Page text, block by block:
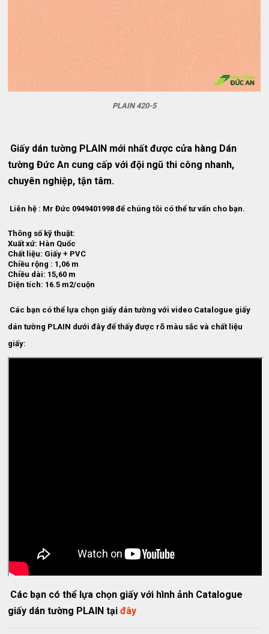
PLAIN 420-5
Giấy dán tường PLAIN mới nhất được cửa hàng Dán
tường Đức An cung cấp với đội ngũ thi công nhanh,
chuyên nghiệp, tận tâm.
Liên hệ : Mr Đức 0949401998 để chúng tôi có thể tư vấn cho bạn.
Thông số kỹ thuật:
Xuất xứ: Hàn Quốc
Chất liệu: Giấy + PVC
Chiều rộng : 1,06 m
Chiều dài: 15,60 m
Diện tích: 16.5 m2/cuộn
Các bạn có thể lựa chọn giấy dán tường với video Catalogue giấy
dán tường PLAIN dưới đây để thấy được rõ màu sắc và chất liệu
giấy:
Các bạn có thể lựa chọn giấy với hình ảnh Catalogue
giấy dán tường PLAIN tạiđây